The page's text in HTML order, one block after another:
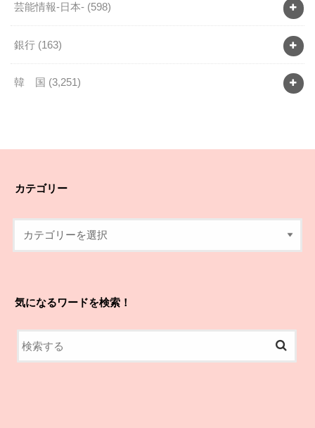
芸能情報-日本- (598)
銀行 (163)
韓 国 (3,251)
カテゴリー
気になるワードを検索！